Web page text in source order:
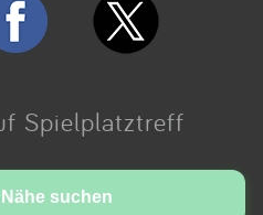
Nähe suchen
Spielplatztreff
in Cologne.